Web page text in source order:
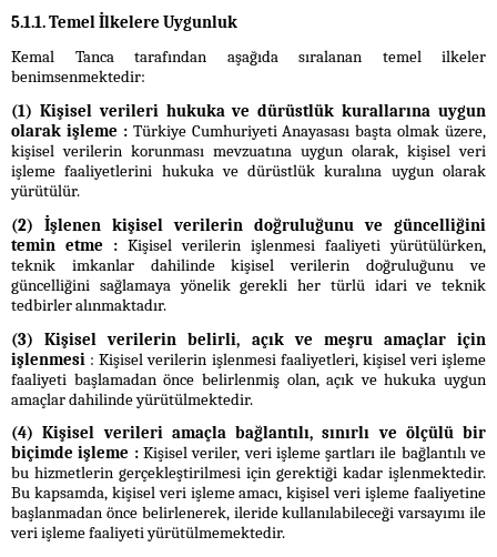
5.1.1. Temel İlkelere Uygunluk
Kemal Tanca tarafından aşağıda sıralanan temel ilkeler
benimsenmektedir:
(1) Kişisel verileri hukuka ve dürüstlük kurallarına uygun
olarak işleme :Türkiye Cumhuriyeti Anayasası başta olmak üzere,
kişisel verilerin korunması mevzuatına uygun olarak, kişisel veri
işleme faaliyetlerini hukuka ve dürüstlük kuralına uygun olarak
yürütülür.
(2) İşlenen kişisel verilerin doğruluğunu ve güncelliğini
temin etme : Kişisel verilerin işlenmesi faaliyeti yürütülürken,
teknik imkanlar dahilinde kişisel verilerin doğruluğunu ve
güncelliğini sağlamaya yönelik gerekli her türlü idari ve teknik
tedbirler alınmaktadır.
(3) Kişisel verilerin belirli, açık ve meşru amaçlar için
işlenmesi : Kişisel verilerin işlenmesi faaliyetleri, kişisel veri işleme
faaliyeti başlamadan önce belirlenmiş olan, açık ve hukuka uygun
amaçlar dahilinde yürütülmektedir.
(4) Kişisel verileri amaçla bağlantılı, sınırlı ve ölçülü bir
biçimde işleme :Kişisel veriler, veri işleme şartları ile bağlantılı ve
bu hizmetlerin gerçekleştirilmesi için gerektiği kadar işlenmektedir.
Bu kapsamda, kişisel veri işleme amacı, kişisel veri işleme faaliyetine
başlanmadan önce belirlenerek, ileride kullanılabileceği varsayımı ile
veri işleme faaliyeti yürütülmemektedir.